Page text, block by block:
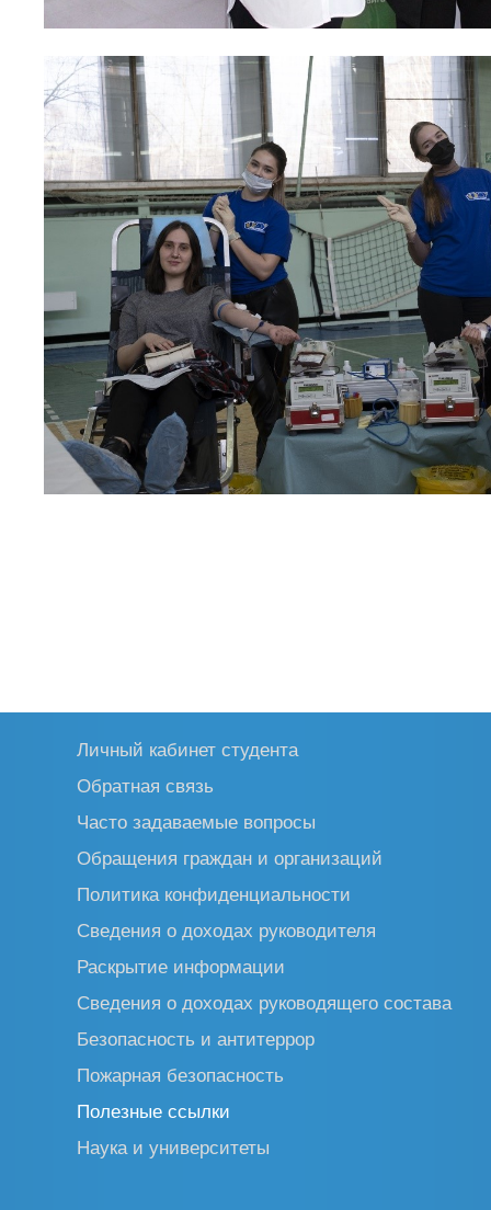
Личный кабинет студента
Обратная связь
Часто задаваемые вопросы
Обращения граждан и организаций
Политика конфиденциальности
Сведения о доходах руководителя
Раскрытие информации
Сведения о доходах руководящего состава
Безопасность и антитеррор
Пожарная безопасность
Полезные ссылки
Наука и университеты